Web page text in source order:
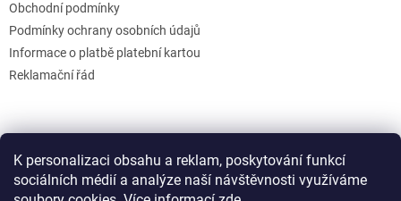
K personalizaci obsahu a reklam, poskytování funkcí
sociálních médií a analýze naší návštěvnosti využíváme
Obchodní podmínky
Podmínky ochrany osobních údajů
Informace o platbě platební kartou
Reklamační řád